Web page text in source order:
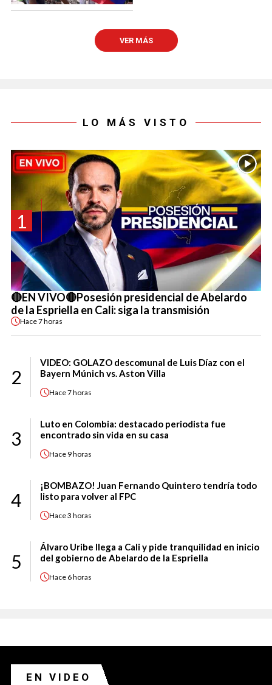
VER MÁS
LO MÁS VISTO
1
🔴EN VIVO🔴Posesión presidencial de Abelardo
de la Espriella en Cali: siga la transmisión
Hace7 horas
2
VIDEO: GOLAZO descomunal de Luis Díaz con el
Bayern Múnich vs. Aston Villa
Hace7 horas
3
Luto en Colombia: destacado periodista fue
encontrado sin vida en su casa
Hace 9 horas
4
¡BOMBAZO! Juan Fernando Quintero tendría todo
listo para volver al FPC
Hace3 horas
5
Álvaro Uribe llega a Cali y pide tranquilidad en inicio
del gobierno de Abelardo de la Espriella
Hace 6 horas
EN VIDEO